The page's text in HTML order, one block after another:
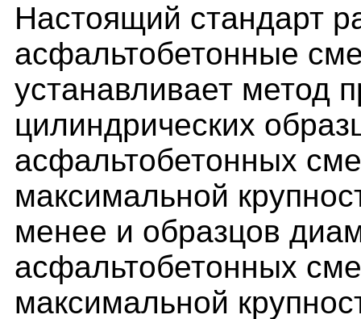
Настоящий стандарт
асфальтобетонные
устанавливает метод
цилиндрических
асфальтобетонных
максимальной
менее и образцов
асфальтобетонных
максимальной